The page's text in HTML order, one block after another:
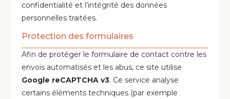
confidentialité et l’intégrité des données
personnelles traitées.
Protection des formulaires
Afin de protéger le formulaire de contact contre les
envois automatisés et les abus, ce site utilise
Google reCAPTCHA v3. Ce service analyse
certains éléments techniques (par exemple